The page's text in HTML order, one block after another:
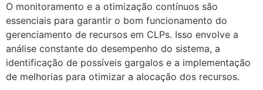
O monitoramento e a otimização contínuos são
essenciais para garantir o bom funcionamento do
gerenciamento de recursos em CLPs. Isso envolve a
análise constante do desempenho do sistema, a
identificação de possíveis gargalos e a implementação
de melhorias para otimizar a alocação dos recursos.